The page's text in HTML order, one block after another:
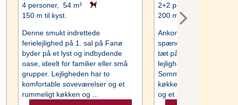
4 personer, 54 m²
150 m til kyst.
Denne smukt indrettede
ferielejlighed på 1. sal på Fanø
byder på et lyst og indbydende
oase, ideelt for familier eller små
grupper. Lejligheden har to
komfortable soveværelser og et
rummeligt køkken og ...
2+2 personer, 40 m²
200 m til kyst.
Ankomst fredag - Midt i
spændende Fanø Bad
tæt på stranden ligger
lejlighed med egen
Sommerhuset er
køkken og stue, et fint
og et soverum med ...